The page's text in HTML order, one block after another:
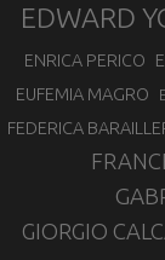
EDWARD
ENRICA PERICO
EUFEMIA MAGRO
FEDERICA
GIORGIO